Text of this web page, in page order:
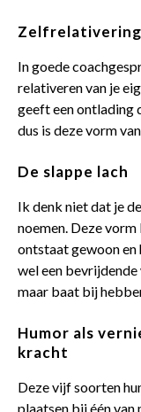
Zelfrelativering
In goede
relativeren van je
geeft een ontlading
dus is deze vorm
De slappe lach
Ik denk niet dat je
noemen. Deze vorm
ontstaat gewoon
wel een
maar baat bij
Humor als
kracht
Deze vijf soorten
plaatsen bij één van